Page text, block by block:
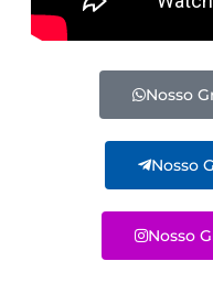
Nosso
Nosso
Nosso